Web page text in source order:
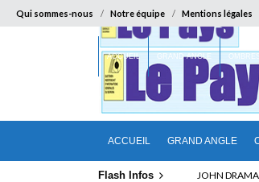
Qui sommes-nous Notre équipe Mentions légales
ACCUEIL GRAND ANGLE
ACCUEIL GRAND ANGLE
Flash Infos ELECTION